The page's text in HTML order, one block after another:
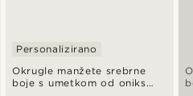
Okrugle manžete srebrne
boje s umetkom od oniks
Personalizirano